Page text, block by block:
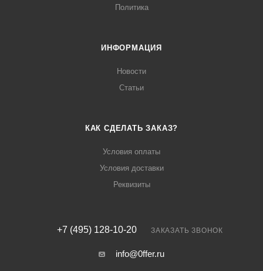
Политика
ИНФОРМАЦИЯ
Новости
Статьи
КАК СДЕЛАТЬ ЗАКАЗ?
Условия оплаты
Условия доставки
Реквизиты
+7 (495) 128-10-20 ЗАКАЗАТЬ ЗВОНОК
info@0ffer.ru